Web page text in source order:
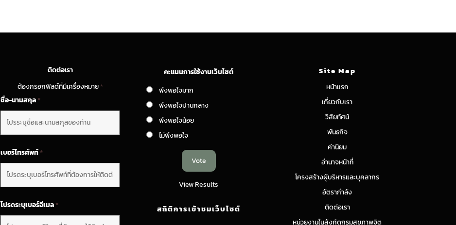
ติดต่อเรา
ต้องกรอกฟิลด์ที่มีเครื่องหมาย*
ชื่อ-นามสกุล*
เบอร์โทรศัพท์*
โปรดระบุเบอร์อีเมล*
คะแนนการใช้งานเว็บไซต์
พึงพอใจมาก
พึงพอใจปานกลาง
พึงพอใจน้อย
ไม่พึงพอใจ
View Results
สถิติการเข้าชมเว็บไซต์
Site Map
หน้าแรก
เกี่ยวกับเรา
วิสัยทัศน์
พันธกิจ
ค่านิยม
อำนาจหน้าที่
โครงสร้างผู้บริหารและบุคลากร
อัตรากำลัง
ติดต่อเรา
หน่วยงานในสังกัดกรมสุขภาพจิต